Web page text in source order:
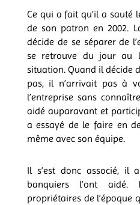
Ce qui a fait qu’il a sauté
de son patron en 2002.
décide de se séparer de
se retrouve du jour au
situation. Quand il décide
pas, il n’arrivait pas à
l’entreprise sans
aidé auparavant et
a essayé de le faire en
même avec son équipe.
Il s’est donc associé, il
banquiers l’ont
propriétaires de l’époque